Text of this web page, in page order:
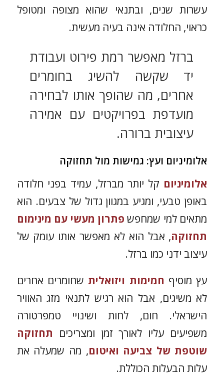
עשרות שנים, ובתנאי שהוא מצופה ומטופל
כראוי, החלודה אינה בעיה מעשית.
ברזל מאפשר רמת פירוט ועבודת
יד שקשה להשיג בחומרים
אחרים, מה שהופך אותו לבחירה
מועדפת בפרויקטים עם אמירה
עיצובית ברורה.
אלומיניום ועץ: גמישות מול תחזוקה
אלומיניום קל יותר מברזל, עמיד בפני חלודה
באופן טבעי, ומגיע במגוון גדול של צבעים. הוא
מתאים למי שמחפש פתרון מעשי עם מינימום
תחזוקה, אבל הוא לא מאפשר אותו עומק של
עיצוב ידני כמו ברזל.
עץ מוסיף חמימות ויזואלית שחומרים אחרים
לא משיגים, אבל הוא רגיש לתנאי מזג האוויר
הישראלי. חום, לחות ושינויי טמפרטורה
משפיעים עליו לאורך זמן ומצריכים תחזוקה
שוטפת של צביעה ואיטום, מה שמעלה את
עלות הבעלות הכוללת.